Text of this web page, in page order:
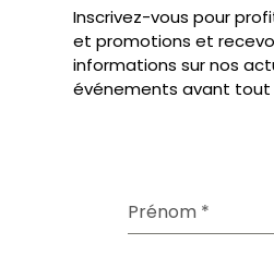
Inscrivez-vous pour
et promotions et
informations sur nos
événements avant tout
Prénom *